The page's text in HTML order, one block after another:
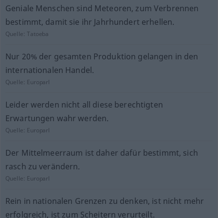
Geniale Menschen sind Meteoren, zum Verbrennen
bestimmt, damit sie ihr Jahrhundert erhellen.
Quelle:Tatoeba
Nur 20% der gesamten Produktion gelangen in den
internationalen Handel.
Quelle: Europarl
Leider werden nicht all diese berechtigten
Erwartungen wahr werden.
Quelle: Europarl
Der Mittelmeerraum ist daher dafür bestimmt, sich
rasch zu verändern.
Quelle: Europarl
Rein in nationalen Grenzen zu denken, ist nicht mehr
erfolgreich, ist zum Scheitern verurteilt.